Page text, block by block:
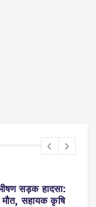
सड़क हादसा:
सहायक कृषि